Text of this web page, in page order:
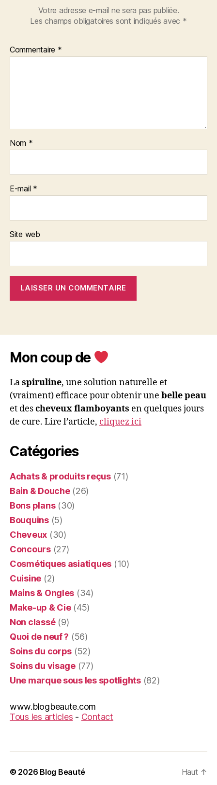
Votre adresse e-mail ne sera pas publiée.
Les champs obligatoires sont indiqués avec *
Commentaire *
Nom *
E-mail *
Site web
Mon coup de
Laspiruline, une solution naturelle et
(vraiment) efficace pour obtenir une belle peau
et descheveux flamboyants en quelques jours
de cure. Lire l’article, cliquez ici
Catégories
Achats & produits reçus(71)
Bain & Douche(26)
Bons plans(30)
Bouquins(5)
Cheveux (30)
Concours(27)
Cosmétiques asiatiques (10)
Cuisine (2)
Mains & Ongles (34)
Make-up & Cie(45)
Non classé(9)
Quoi de neuf ? (56)
Soins du corps (52)
Soins du visage(77)
Une marque sous les spotlights(82)
www.blogbeaute.com
Tous les articles - Contact
© 2026 Blog Beauté Haut ↑